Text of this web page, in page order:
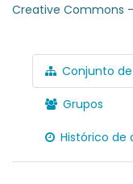
Creative Commons
Conjunto
Grupos
Histórico de